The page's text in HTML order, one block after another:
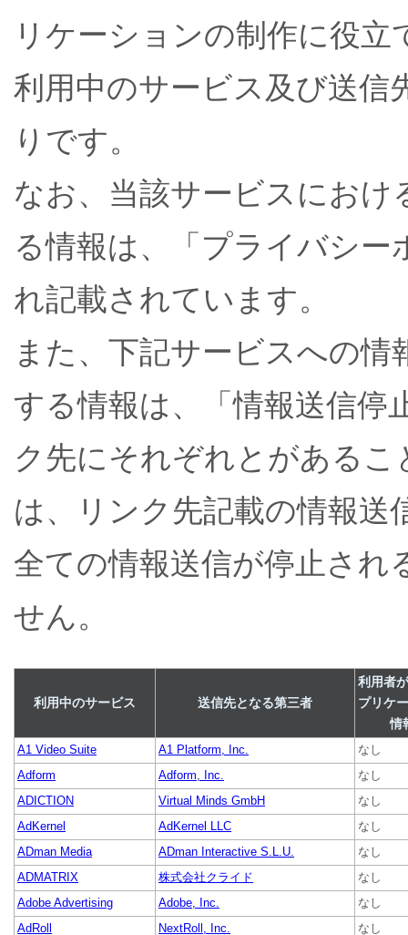
リケーションの制作に役立
利用中のサービス及び送信
りです。
なお、当該サービスにお
る情報は、「プライバシ
れ記載されています。
また、下記サービスへの
する情報は、「情報送信停
ク先にそれぞれとがある
は、リンク先記載の情報送
全ての情報送信が停止さ
せん。
利用中のサービス 送信先となる第三者
利用者
プリケ
情
A1 Video Suite A1 Platform, Inc.
なし
Adform
Adform, Inc.
なし
ADICTION
Virtual Minds GmbH
なし
AdKernel
AdKernel LLC
なし
ADman Media
ADman Interactive S.L.U.
なし
ADMATRIX
株式会社クライド
なし
Adobe Advertising
Adobe, Inc.
なし
AdRoll
NextRoll, Inc. なし